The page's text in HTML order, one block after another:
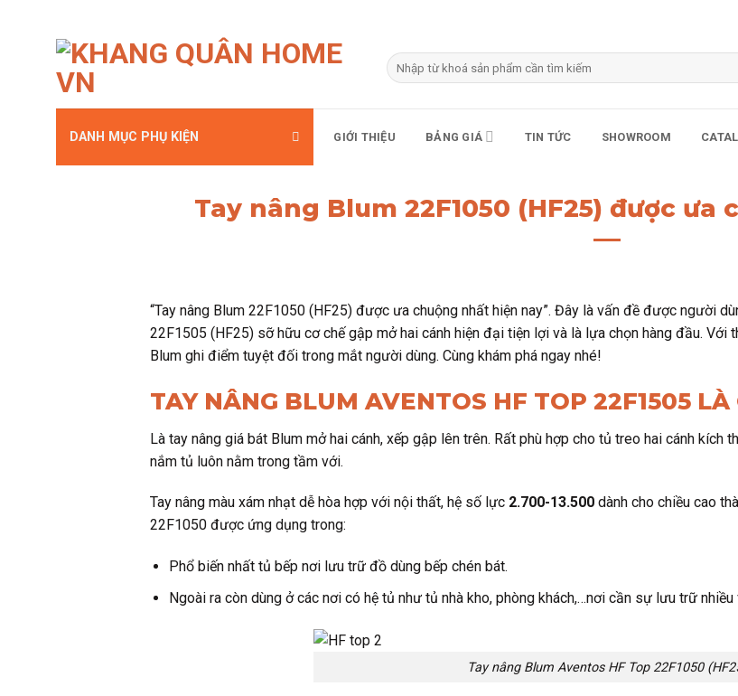
dung
Tìm
kiếm:
DANH MỤC PHỤ KIỆN GIỚI THIỆU BẢNG GIÁ TIN TỨC SHOWROOM
Tay nâng Blum 22F1050 (HF25) được
“Tay nâng Blum 22F1050 (HF25) được ưa chuộng nhất hiện nay”. Đây là vấn đề được người
22F1505 (HF25) sỡ hữu cơ chế gập mở hai cánh hiện đại tiện lợi và là lựa chọn hàng đầu. Với
Blum ghi điểm tuyệt đối trong mắt người dùng. Cùng khám phá ngay nhé!
TAY NÂNG BLUM AVENTOS HF TOP 22F1505 LÀ
Là tay nâng giá bát Blum mở hai cánh, xếp gập lên trên. Rất phù hợp cho tủ treo hai cánh
nắm tủ luôn nằm trong tầm với.
Tay nâng màu xám nhạt dễ hòa hợp với nội thất, hệ số lực 2.700-13.500 dành cho chiều cao
22F1050 được ứng dụng trong:
Phổ biến nhất tủ bếp nơi lưu trữ đồ dùng bếp chén bát.
Ngoài ra còn dùng ở các nơi có hệ tủ như tủ nhà kho, phòng khách,…nơi cần sự lưu trữ nhiều
Tay nâng Blum Aventos HF Top 22F1050